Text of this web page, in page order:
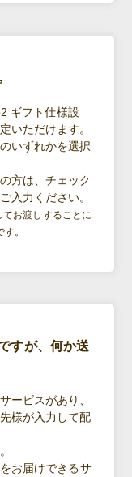
ギフト仕様設
いただけます。
いずれかを選択
方は、チェック
入力ください。
お渡しすることに
。
すが、何か送
ービスがあり、
様が入力して配
お届けできるサ